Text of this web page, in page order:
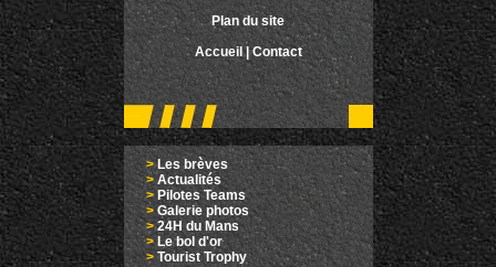
Plan du site
Accueil |Contact
>Les brèves
> Actualités
> Pilotes Teams
>Galerie photos
>24H du Mans
>Le bol d'or
> Tourist Trophy